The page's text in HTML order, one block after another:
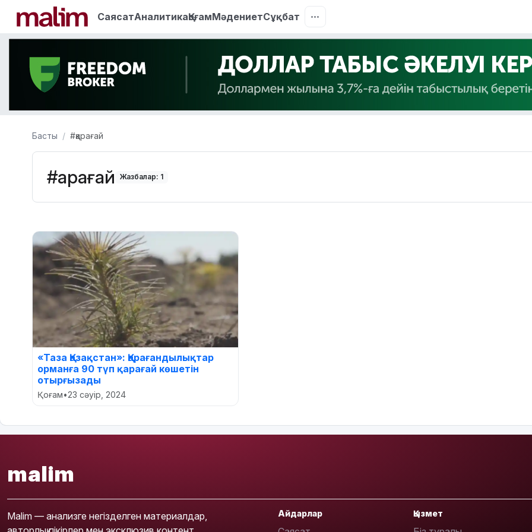
СаясатАналитикаҚоғамМәдениетСұқбат
Басты #қарағай
#қарағай Жазбалар: 1
«Таза Қазақстан»: Қарағандылықтар
орманға 90 түп қарағай көшетін
отырғызады
Қоғам•23 сәуір, 2024
malim
Malim — анализге негізделген материалдар,
Айдарлар Қызмет